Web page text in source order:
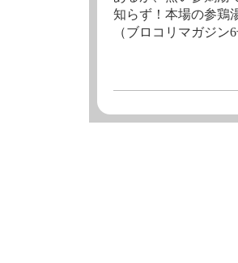
知らず！本場の参鶏
（ブロコリマガジ